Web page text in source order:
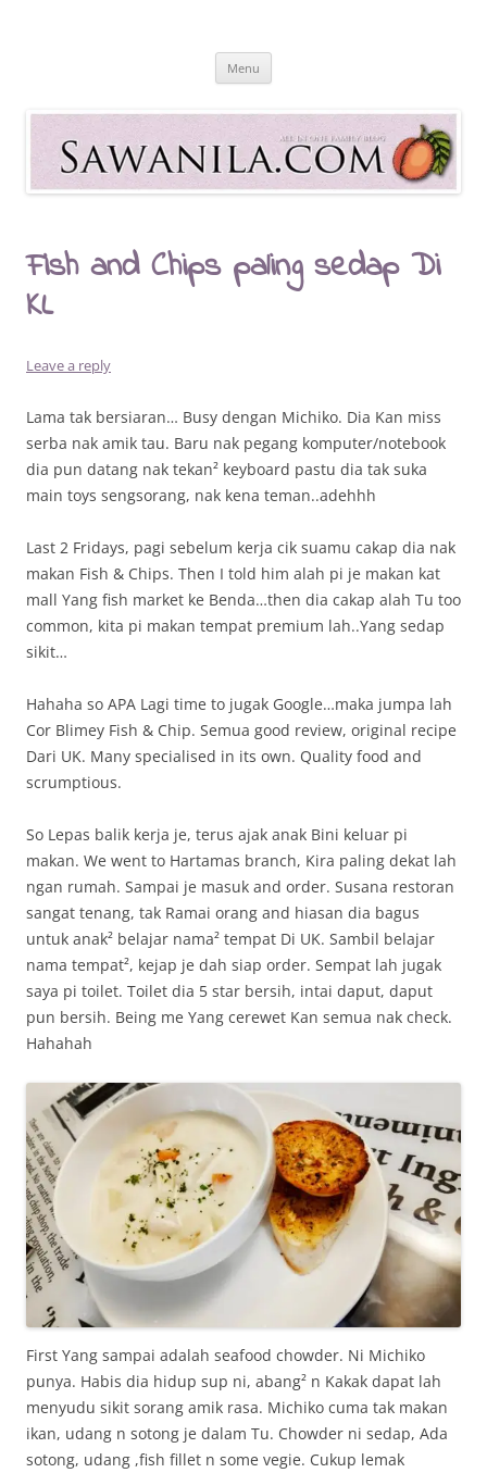
Sawanila.com
All In One Family Blog
Menu
Fish and Chips paling sedap Di
KL
Leave a reply
Lama tak bersiaran… Busy dengan Michiko. Dia Kan miss
serba nak amik tau. Baru nak pegang komputer/notebook
dia pun datang nak tekan² keyboard pastu dia tak suka
main toys sengsorang, nak kena teman..adehhh
Last 2 Fridays, pagi sebelum kerja cik suamu cakap dia nak
makan Fish & Chips. Then I told him alah pi je makan kat
mall Yang fish market ke Benda…then dia cakap alah Tu too
common, kita pi makan tempat premium lah..Yang sedap
sikit…
Hahaha so APA Lagi time to jugak Google…maka jumpa lah
Cor Blimey Fish & Chip. Semua good review, original recipe
Dari UK. Many specialised in its own. Quality food and
scrumptious.
So Lepas balik kerja je, terus ajak anak Bini keluar pi
makan. We went to Hartamas branch, Kira paling dekat lah
ngan rumah. Sampai je masuk and order. Susana restoran
sangat tenang, tak Ramai orang and hiasan dia bagus
untuk anak² belajar nama² tempat Di UK. Sambil belajar
nama tempat², kejap je dah siap order. Sempat lah jugak
saya pi toilet. Toilet dia 5 star bersih, intai daput, daput
pun bersih. Being me Yang cerewet Kan semua nak check.
Hahahah
First Yang sampai adalah seafood chowder. Ni Michiko
punya. Habis dia hidup sup ni, abang² n Kakak dapat lah
menyudu sikit sorang amik rasa. Michiko cuma tak makan
ikan, udang n sotong je dalam Tu. Chowder ni sedap, Ada
sotong, udang ,fish fillet n some vegie. Cukup lemak